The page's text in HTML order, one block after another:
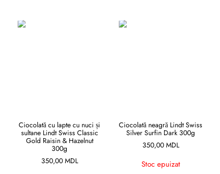
CITEȘTE MAI MULT
Ciocolată cu lapte cu nuci și
sultane Lindt Swiss Classic
Gold Raisin & Hazelnut
300g
350,00 MDL
CITEȘTE MAI MULT
Ciocolată neagră Lindt Swiss
Silver Surfin Dark 300g
350,00 MDL
Stoc epuizat